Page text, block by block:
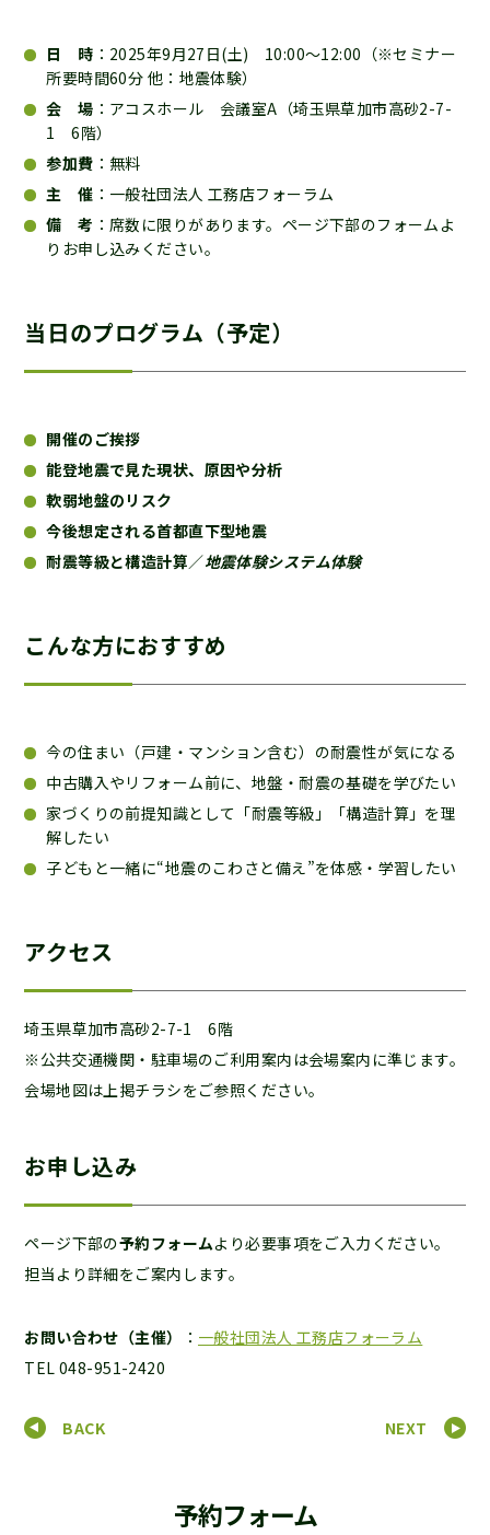
日 時 ：2025年9月27日(土) 10:00〜12:00（※セミナー
所要時間60分 他：地震体験）
会 場 ：アコスホール 会議室A（埼玉県草加市高砂2-7-
1 6階）
参加費 ：無料
主 催 ：一般社団法人 工務店フォーラム
備 考 ：席数に限りがあります。ページ下部のフォームよ
りお申し込みください。
当日のプログラム（予定）
開催のご挨拶
能登地震で見た現状、原因や分析
軟弱地盤のリスク
今後想定される首都直下型地震
耐震等級と構造計算／地震体験システム体験
こんな方におすすめ
今の住まい（戸建・マンション含む）の耐震性が気になる
中古購入やリフォーム前に、地盤・耐震の基礎を学びたい
家づくりの前提知識として「耐震等級」「構造計算」を理
解したい
子どもと一緒に“地震のこわさと備え”を体感・学習したい
アクセス
埼玉県草加市高砂2-7-1 6階
※公共交通機関・駐車場のご利用案内は会場案内に準じます。
会場地図は上掲チラシをご参照ください。
お申し込み
ページ下部の予約フォームより必要事項をご入力ください。
担当より詳細をご案内します。
お問い合わせ（主催） ： 一般社団法人 工務店フォーラム
TEL 048-951-2420
BACK NEXT
予約フォーム